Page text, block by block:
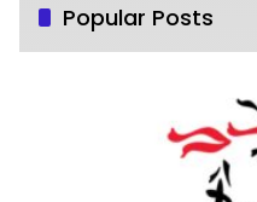
Popular Posts